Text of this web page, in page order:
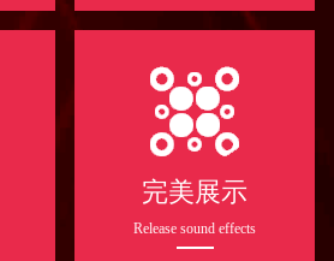
完美展示
Release sound effects